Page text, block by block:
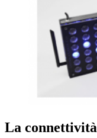
La connettività